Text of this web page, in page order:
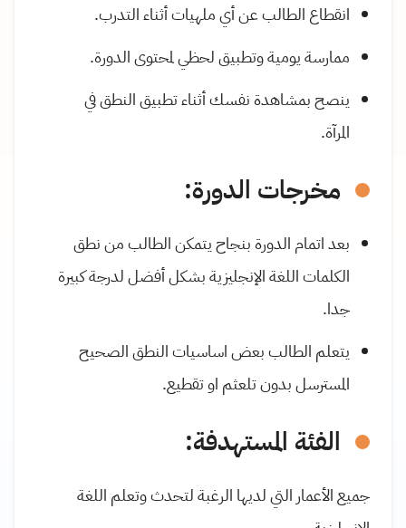
انقطاع الطالب عن أي ملهيات أثناء التدرب.
ممارسة يومية وتطبيق لحظي لمحتوى الدورة.
ينصح بمشاهدة نفسك أثناء تطبيق النطق في
المرآة.
مخرجات الدورة:
بعد اتمام الدورة بنجاح يتمكن الطالب من نطق
الكلمات اللغة الإنجليزية بشكل أفضل لدرجة كبيرة
جدا.
يتعلم الطالب بعض اساسيات النطق الصحيح
المسترسل بدون تلعثم او تقطيع.
الفئة المستهدفة:
جميع الأعمار التي لديها الرغبة لتحدث وتعلم اللغة